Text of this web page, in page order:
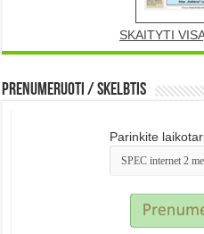
SKAITYTI
Prenumeruoti / Skelbtis
Parinkite